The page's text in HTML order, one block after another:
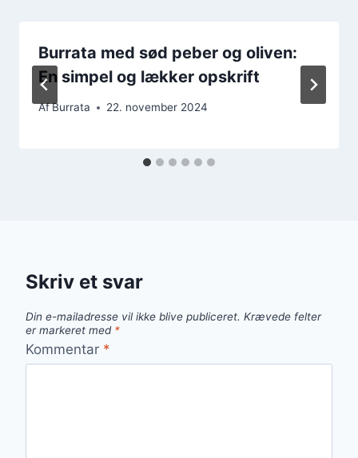
Burrata med sød peber og oliven:
En simpel og lækker opskrift
AfBurrata 22. november 2024
Skriv et svar
Din e-mailadresse vil ikke blive publiceret. Krævede felter
er markeret med *
Kommentar *